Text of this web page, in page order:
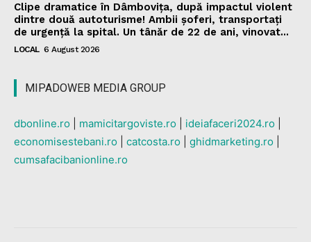
Clipe dramatice în Dâmbovița, după impactul violent
dintre două autoturisme! Ambii șoferi, transportați
de urgență la spital. Un tânăr de 22 de ani, vinovat...
LOCAL 6 August 2026
MIPADOWEB MEDIA GROUP
dbonline.ro mamicitargoviste.ro ideiafaceri2024.ro
economisestebani.ro
catcosta.ro ghidmarketing.ro
cumsafacibanionline.ro